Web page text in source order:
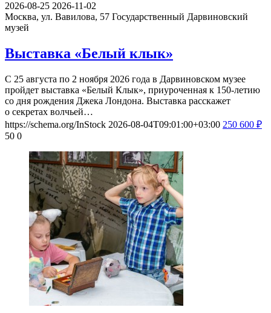
2026-08-25 2026-11-02
Москва, ул. Вавилова, 57 Государственный Дарвиновский
музей
Выставка «Белый клык»
С 25 августа по 2 ноября 2026 года в Дарвиновском музее
пройдет выставка «Белый Клык», приуроченная к 150-летию
со дня рождения Джека Лондона. Выставка расскажет
о секретах волчьей…
https://schema.org/InStock 2026-08-04T09:01:00+03:00 250 600 ₽
50 0